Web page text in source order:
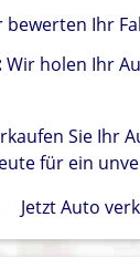
bewerten Ihr
Wir holen Ihr
Sie
für ein
Jetzt Auto